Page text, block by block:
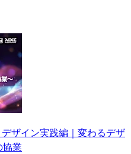
ザイン実践編｜変わるデザ
業